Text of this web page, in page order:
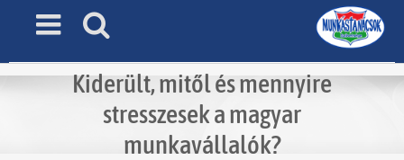
Kiderült, mitől és mennyire
stresszesek a magyar
munkavállalók?